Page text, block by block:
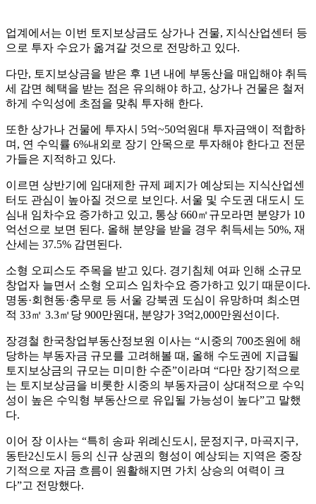
업계에서는 이번 토지보상금도 상가나 건물, 지식산업센터 등
으로 투자 수요가 옮겨갈 것으로 전망하고 있다.
다만, 토지보상금을 받은 후 1년 내에 부동산을 매입해야 취득
세 감면 혜택을 받는 점은 유의해야 하고, 상가나 건물은 철저
하게 수익성에 초점을 맞춰 투자해 한다.
또한 상가나 건물에 투자시 5억~50억원대 투자금액이 적합하
며, 연 수익률 6%내외로 장기 안목으로 투자해야 한다고 전문
가들은 지적하고 있다.
이르면 상반기에 임대제한 규제 폐지가 예상되는 지식산업센
터도 관심이 높아질 것으로 보인다. 서울 및 수도권 대도시 도
심내 임차수요 증가하고 있고, 통상 660㎡규모라면 분양가 10
억선으로 보면 된다. 올해 분양을 받을 경우 취득세는 50%, 재
산세는 37.5% 감면된다.
소형 오피스도 주목을 받고 있다. 경기침체 여파 인해 소규모
창업자 늘면서 소형 오피스 임차수요 증가하고 있기 때문이다.
명동·회현동·충무로 등 서울 강북권 도심이 유망하며 최소면
적 33㎡ 3.3㎡당 900만원대, 분양가 3억2,000만원선이다.
장경철 한국창업부동산정보원 이사는 “시중의 700조원에 해
당하는 부동자금 규모를 고려해볼 때, 올해 수도권에 지급될
토지보상금의 규모는 미미한 수준”이라며 “다만 장기적으로
는 토지보상금을 비롯한 시중의 부동자금이 상대적으로 수익
성이 높은 수익형 부동산으로 유입될 가능성이 높다”고 말했
다.
이어 장 이사는 “특히 송파 위례신도시, 문정지구, 마곡지구,
동탄2신도시 등의 신규 상권의 형성이 예상되는 지역은 중장
기적으로 자금 흐름이 원활해지면 가치 상승의 여력이 크
다”고 전망했다.